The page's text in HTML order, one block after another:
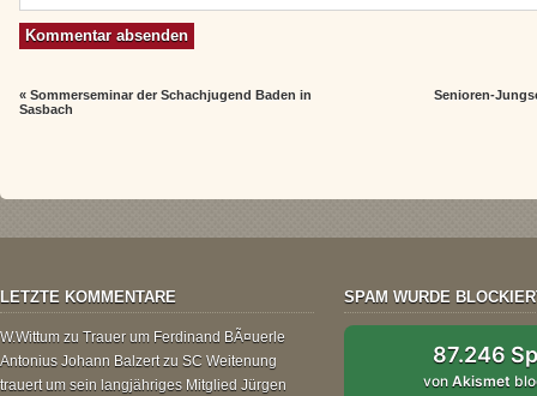
«Sommerseminar der Schachjugend Baden in
Sasbach
Senioren-
LETZTE KOMMENTARE
W.Wittum zu Trauer um Ferdinand BÃ¤uerle
Antonius Johann Balzertzu SC Weitenung
trauert um sein langjähriges Mitglied Jürgen
SPAM WURDE
87.246
vonAkismet